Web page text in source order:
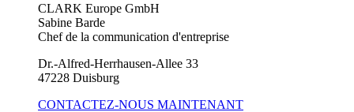
CLARK Europe GmbH
Sabine Barde
Chef de la communication d'entreprise
Dr.-Alfred-Herrhausen-Allee 33
47228 Duisburg
CONTACTEZ-NOUS MAINTENANT